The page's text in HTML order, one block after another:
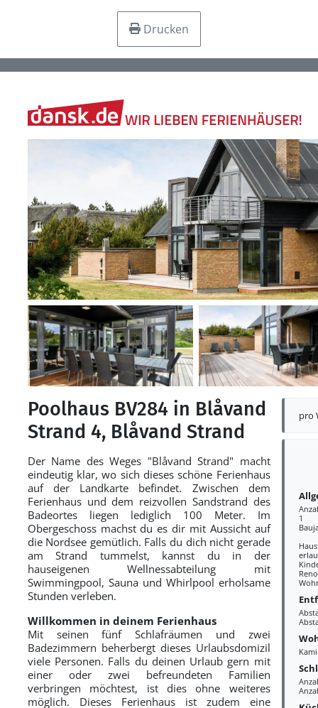
Drucken
pro
1
Poolhaus BV284 in Blåvand
Strand 4, Blåvand Strand
Der Name des Weges "Blåvand Strand" macht
eindeutig klar, wo sich dieses schöne Ferienhaus
auf der Landkarte befindet. Zwischen dem
Ferienhaus und dem reizvollen Sandstrand des
Badeortes liegen lediglich 100 Meter. Im
Obergeschoss machst du es dir mit Aussicht auf
die Nordsee gemütlich. Falls du dich nicht gerade
am Strand tummelst, kannst du in der
hauseigenen Wellnessabteilung mit
Swimmingpool, Sauna und Whirlpool erholsame
Stunden verleben.
Willkommen in deinem Ferienhaus
Mit seinen fünf Schlafräumen und zwei
Badezimmern beherbergt dieses Urlaubsdomizil
viele Personen. Falls du deinen Urlaub gern mit
einer oder zwei befreundeten Familien
verbringen möchtest, ist dies ohne weiteres
möglich. Dieses Ferienhaus ist zudem eine